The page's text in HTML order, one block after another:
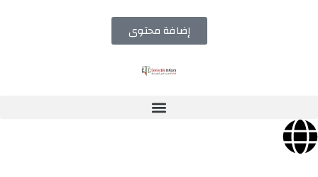
إضافة محتوى